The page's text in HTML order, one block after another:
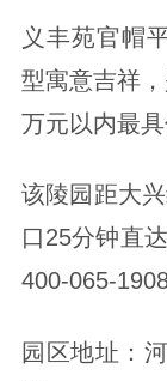
义丰苑官帽
型寓意吉祥
万元以内最具
该陵园距大
口25分钟直
400-065-
园区地址：